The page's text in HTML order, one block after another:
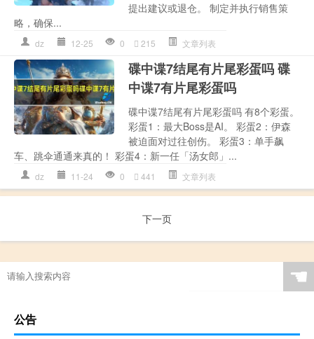
提出建议或退仓。 制定并执行销售策
略，确保...
dz 12-25 0 215 文章列表
碟中谍7结尾有片尾彩蛋吗 碟
中谍7有片尾彩蛋吗
碟中谍7结尾有片尾彩蛋吗 有8个彩蛋。
彩蛋1：最大Boss是AI。 彩蛋2：伊森
被迫面对过往创伤。 彩蛋3：单手飙
车、跳伞通通来真的！ 彩蛋4：新一任「汤女郎」...
dz 11-24 0 441 文章列表
下一页
☚
公告